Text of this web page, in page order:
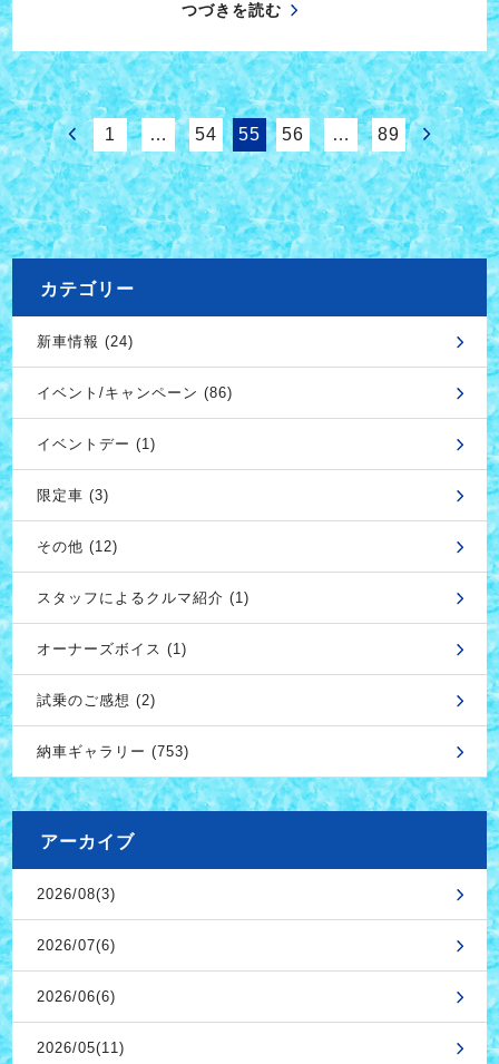
つづきを読む
1 … 54 55 56 … 89
カテゴリー
新車情報 (24)
イベント/キャンペーン (86)
イベントデー (1)
限定車 (3)
その他 (12)
スタッフによるクルマ紹介 (1)
オーナーズボイス (1)
試乗のご感想 (2)
納車ギャラリー (753)
アーカイブ
2026/08(3)
2026/07(6)
2026/06(6)
2026/05(11)